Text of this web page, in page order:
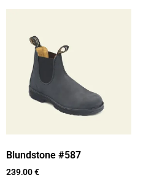
Blundstone #587
239,00€